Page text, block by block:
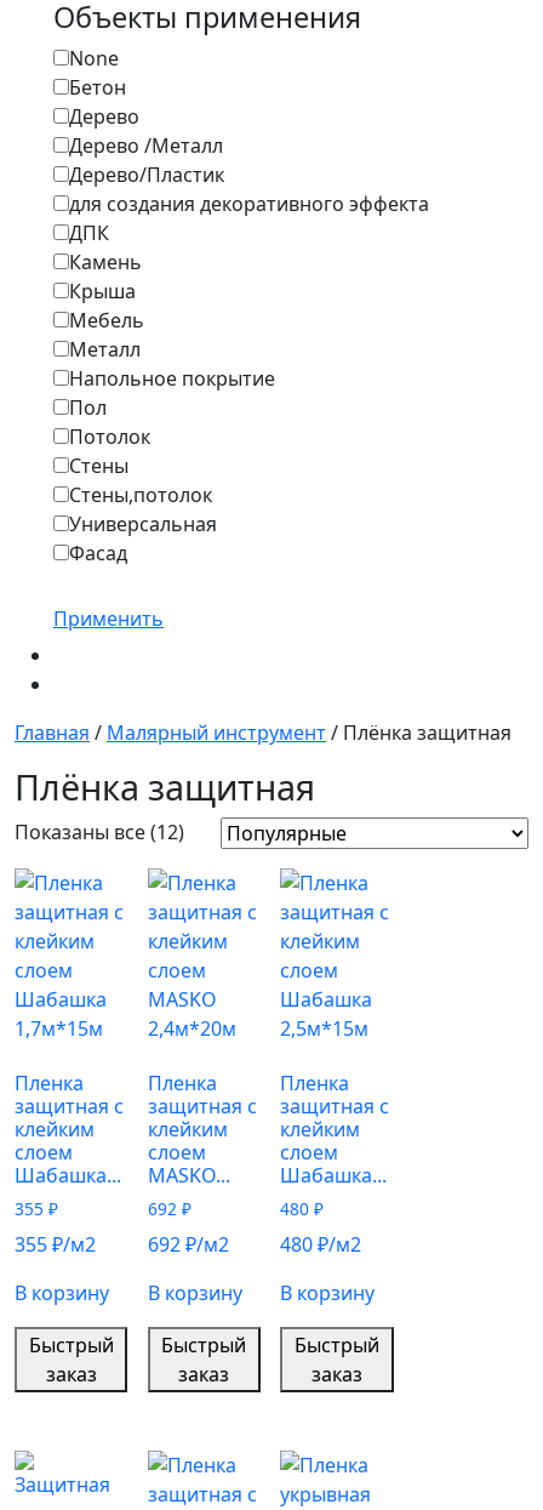
Объекты применения
None
Бетон
Дерево
Дерево /Металл
Дерево/Пластик
для создания декоративного эффекта
ДПК
Камень
Крыша
Мебель
Металл
Напольное покрытие
Пол
Потолок
Стены
Стены,потолок
Универсальная
Фасад
Применить
Главная / Малярный инструмент/ Плёнка защитная
Плёнка защитная
Показаны все (12)
Пленка
защитная с
клейким
слоем
Шабашка...
355 ₽
355₽/м2
В корзину
Быстрый
заказ
Пленка
защитная с
клейким
слоем
MASKO...
692 ₽
692₽/м2
В корзину
Быстрый
заказ
Пленка
защитная с
клейким
слоем
Шабашка...
480₽
480₽/м2
В корзину
Быстрый
заказ